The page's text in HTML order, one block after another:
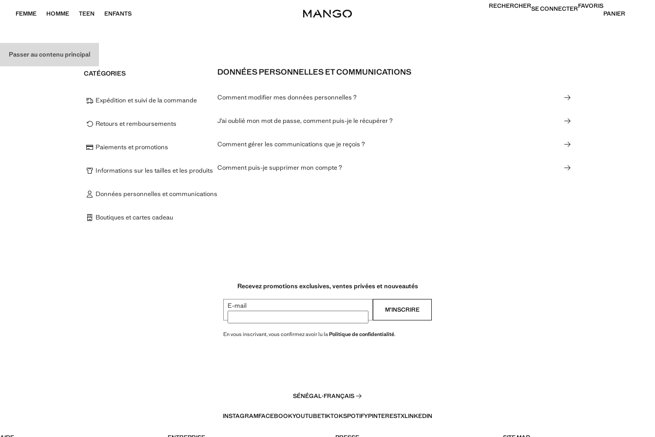
Passer au contenu principal
FEMME HOMME TEEN ENFANTS
RECHERCHERSE CONNECTERFAVORIS
PANIER
DONNÉES PERSONNELLES ET COMMUNICATIONS
Comment modifier mes données personnelles ?
J’ai oublié mon mot de passe, comment puis-je le récupérer ?
Comment gérer les communications que je reçois ?
Comment puis-je supprimer mon compte ?
CATÉGORIES
Expédition et suivi de la commande
Retours et remboursements
Paiements et promotions
Informations sur les tailles et les produits
Données personnelles et communications
Boutiques et cartes cadeau
Recevez promotions exclusives, ventes privées et nouveautés
E-mail M’INSCRIRE
En vous inscrivant, vous confirmez avoir lu la Politique de confidentialité.
SÉNÉGAL·FRANÇAIS
INSTAGRAMFACEBOOKYOUTUBETIKTOKSPOTIFYPINTERESTXLINKEDIN